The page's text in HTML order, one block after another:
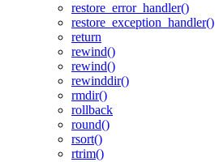
restore_error_handler()
restore_exception_handler()
return
rewind()
rewind()
rewinddir()
rmdir()
rollback
round()
rsort()
rtrim()